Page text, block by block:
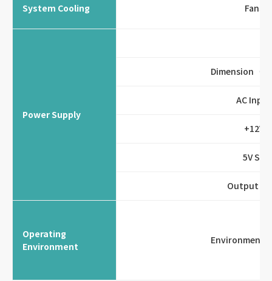
System Cooling Fans
Power Supply
Dimension（
AC Input
+12V
5V SB
Output
Operating
Environment